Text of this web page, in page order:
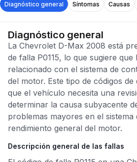
Diagnóstico general Síntomas Causas
Diagnóstico general
La Chevrolet D-Max 2008 está
de falla P0115, lo que sugiere
relacionado con el sistema de
del motor. Este tipo de códigos de
que el vehículo necesita una
determinar la causa subyacente
problemas mayores en el
rendimiento general del motor.
Descripción general de las fallas